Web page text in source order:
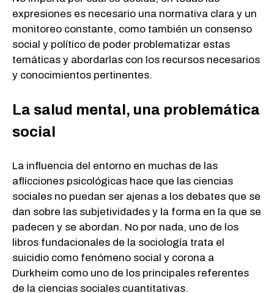
expresiones es necesario una normativa clara y un
monitoreo constante, como también un consenso
social y político de poder problematizar estas
temáticas y abordarlas con los recursos necesarios
y conocimientos pertinentes.
La salud mental, una problemática
social
La influencia del entorno en muchas de las
aflicciones psicológicas hace que las ciencias
sociales no puedan ser ajenas a los debates que se
dan sobre las subjetividades y la forma en la que se
padecen y se abordan. No por nada, uno de los
libros fundacionales de la sociología trata el
suicidio como fenómeno social y corona a
Durkheim como uno de los principales referentes
de la ciencias sociales cuantitativas.